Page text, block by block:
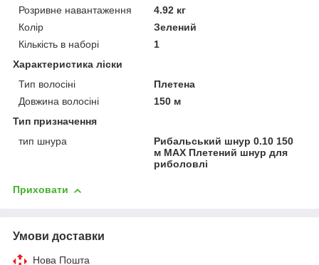
Розривне навантаження
4.92 кг
Колір
Зелений
Кількість в наборі
1
Характеристика ліски
Тип волосіні
Плетена
Довжина волосіні
150 м
Тип призначення
тип шнура
Рибальський шнур 0.10 150
м MAX Плетений шнур для
риболовлі
Приховати
Умови доставки
Нова Пошта